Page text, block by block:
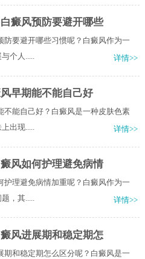
癜风预防要避开哪些
防要避开哪些习惯呢？白癜风作为一
个人.....
详情>>
早期能不能自己好
不能自己好？白癜风是一种皮肤色素
出现.....
详情>>
风如何护理避免病情
护理避免病情加重呢？白癜风作为一
，其.....
详情>>
风进展期和稳定期怎
期和稳定期怎么区分呢？​白癜风是一